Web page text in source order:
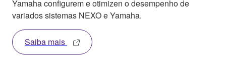
Yamaha configurem e otimizen o desempenho de
variados sistemas NEXO e Yamaha.
Saiba mais